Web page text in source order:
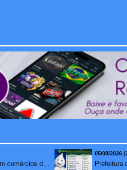
05/08/2026